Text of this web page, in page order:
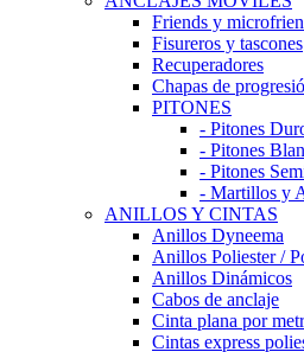
Friends y
Fisureros y tascones
Recuperadores
Chapas de
PITONES
- Pitones
- Pitones
- Pitones
- Martillos y
ANILLOS Y CINTAS
Anillos Dyneema
Anillos Poliester /
Anillos Dinámicos
Cabos de anclaje
Cinta plana por
Cintas express